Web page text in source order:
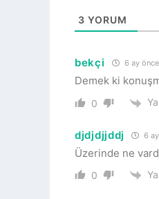
3 YORUM
bekçi 6 ay önce
Demek ki
0
djdjdjjddj 6
Üzerinde ne
0